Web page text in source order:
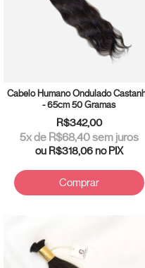
Cabelo Humano Ondulado
- 65cm 50 Gramas
R$342,00
5x de R$68,40sem juros
ou R$318,06no PIX
Comprar